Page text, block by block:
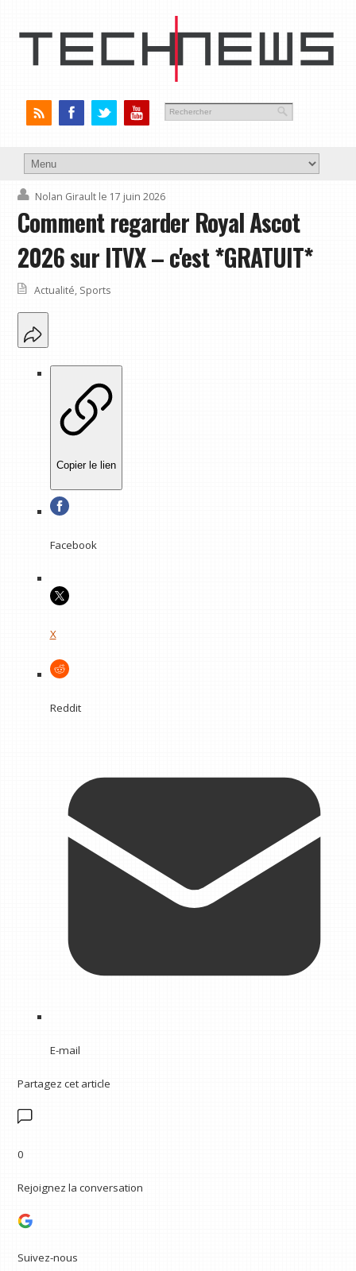
Nolan Girault le 17 juin 2026
Comment regarder Royal Ascot
2026 sur ITVX – c'est *GRATUIT*
Actualité, Sports
Copier le lien
Facebook
X
Reddit
E-mail
Partagez cet article
0
Rejoignez la conversation
Suivez-nous